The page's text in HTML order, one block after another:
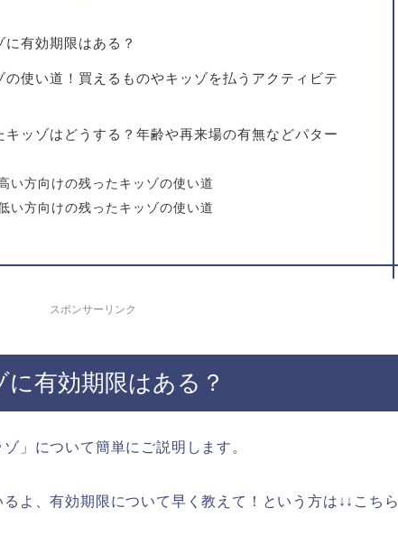
有効期限はある？
の使い道！買えるものやキッゾを払うアクティビテ
キッゾはどうする？年齢や再来場の有無などパター
い方向けの残ったキッゾの使い道
い方向けの残ったキッゾの使い道
スポンサーリンク
有効期限はある？
」について簡単にご説明します。
よ、有効期限について早く教えて！という方は↓↓こちら